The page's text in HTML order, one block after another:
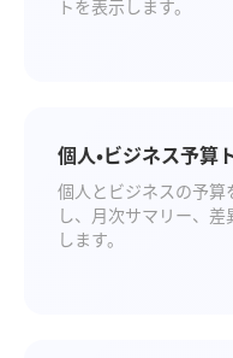
トを表示します。
個人・ビジネス予算
プレート
個人とビジネスの予算
し、月次サマリー、
します。